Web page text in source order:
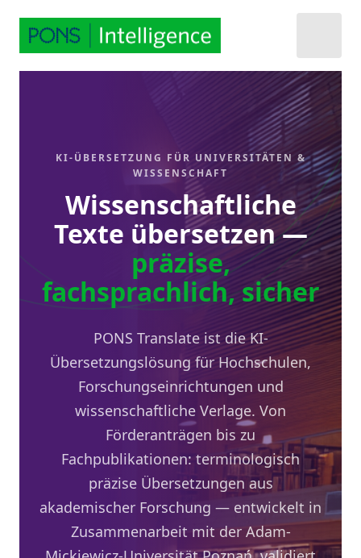
KI-ÜBERSETZUNG FÜR UNIVERSITÄTEN &
WISSENSCHAFT
Wissenschaftliche
Texte übersetzen —
präzise,
fachsprachlich, sicher
PONS Translate ist die KI-
Übersetzungslösung für Hochschulen,
Forschungseinrichtungen und
wissenschaftliche Verlage. Von
Förderanträgen bis zu
Fachpublikationen: terminologisch
präzise Übersetzungen aus
akademischer Forschung — entwickelt in
Zusammenarbeit mit der Adam-